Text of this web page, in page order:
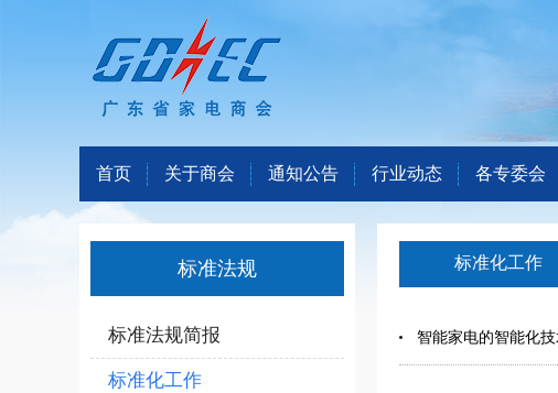
首页 关于商会 通知公告 行业动态 各专委会
标准法规
标准法规简报
标准化工作
标准化工作
智能家电的智能化